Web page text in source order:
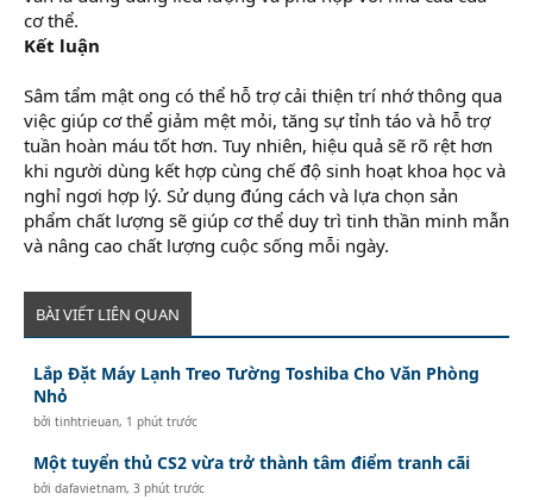
cơ thể.
Kết luận
Sâm tẩm mật ong có thể hỗ trợ cải thiện trí nhớ thông qua
việc giúp cơ thể giảm mệt mỏi, tăng sự tỉnh táo và hỗ trợ
tuần hoàn máu tốt hơn. Tuy nhiên, hiệu quả sẽ rõ rệt hơn
khi người dùng kết hợp cùng chế độ sinh hoạt khoa học và
nghỉ ngơi hợp lý. Sử dụng đúng cách và lựa chọn sản
phẩm chất lượng sẽ giúp cơ thể duy trì tinh thần minh mẫn
và nâng cao chất lượng cuộc sống mỗi ngày.
BÀI VIẾT LIÊN QUAN
Lắp Đặt Máy Lạnh Treo Tường Toshiba Cho Văn Phòng
Nhỏ
bởitinhtrieuan, 1 phút trước
Một tuyển thủ CS2 vừa trở thành tâm điểm tranh cãi
bởidafavietnam,3 phút trước